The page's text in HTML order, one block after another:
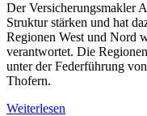
Der Versicherungsmakler
Struktur stärken und hat
Regionen West und Nord
verantwortet. Die
unter der Federführung
Thofern.
Weiterlesen